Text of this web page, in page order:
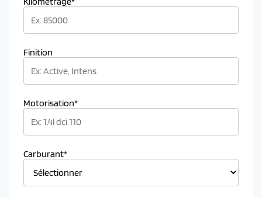
Finition
Motorisation*
Carburant*